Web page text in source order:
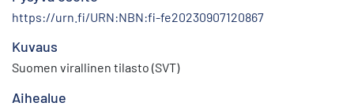
https://urn.fi/URN:NBN:fi-fe20230907120867
Kuvaus
Suomen virallinen tilasto (SVT)
Aihealue